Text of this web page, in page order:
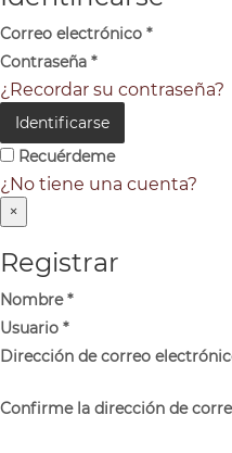
Correo electrónico *
Contraseña *
¿Recordar su contraseña?
Identificarse
Recuérdeme
¿No tiene una cuenta?
×
Registrar
Nombre*
Usuario *
Dirección de correo
Confirme la dirección de